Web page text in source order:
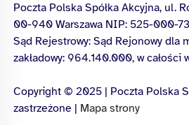
Poczta Polska Spółka Akcyjna, ul.
00-940 Warszawa NIP: 525-000-
Sąd Rejestrowy: Sąd Rejonowy dla
zakładowy: 964.140.000, w całości
Copyright © 2025 | Poczta Polska
zastrzeżone | Mapa strony